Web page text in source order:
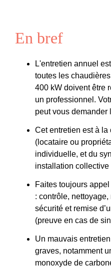
En bref
L'entretien annuel
toutes les
400 kW doivent être
un professionnel.
peut vous demander
Cet entretien est à la
(locataire ou
individuelle, et du
installation collective
Faites toujours
: contrôle,
sécurité et remise
(preuve en cas de
Un mauvais
graves, notamment
monoxyde de